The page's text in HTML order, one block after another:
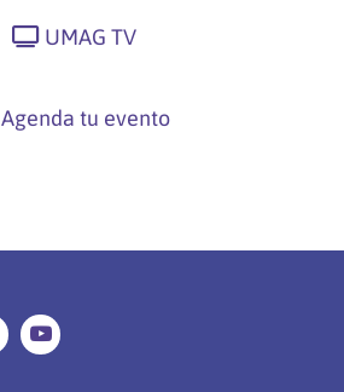
UMAG TV
Agenda tu evento